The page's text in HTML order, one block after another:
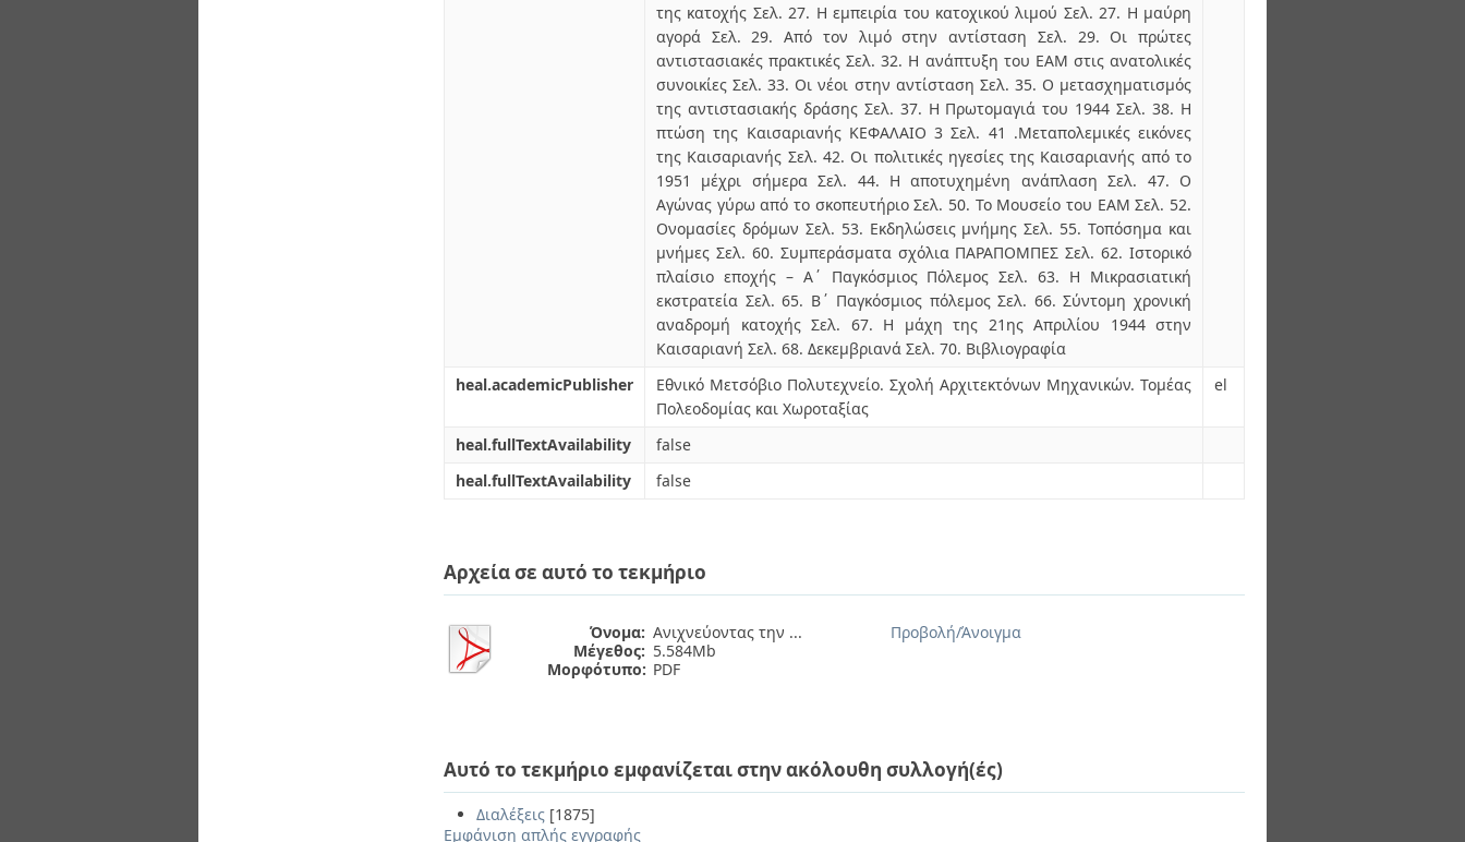
της κατοχής Σελ. 27. Η εμπειρία του κατοχικού λιμού Σελ. 27. H μαύρη
αγορά Σελ. 29. Από τον λιμό στην αντίσταση Σελ. 29. Οι πρώτες
αντιστασιακές πρακτικές Σελ. 32. Η ανάπτυξη του ΕΑΜ στις ανατολικές
συνοικίες Σελ. 33. Οι νέοι στην αντίσταση Σελ. 35. Ο μετασχηματισμός
της αντιστασιακής δράσης Σελ. 37. Η Πρωτομαγιά του 1944 Σελ. 38. Η
πτώση της Καισαριανής ΚΕΦΑΛΑΙΟ 3 Σελ. 41 .Μεταπολεμικές εικόνες
της Καισαριανής Σελ. 42. Οι πολιτικές ηγεσίες της Καισαριανής από το
1951 μέχρι σήμερα Σελ. 44. Η αποτυχημένη ανάπλαση Σελ. 47. O
Αγώνας γύρω από το σκοπευτήριο Σελ. 50. Το Μουσείο του ΕΑΜ Σελ. 52.
Ονομασίες δρόμων Σελ. 53. Εκδηλώσεις μνήμης Σελ. 55. Τοπόσημα και
μνήμες Σελ. 60. Συμπεράσματα σχόλια ΠΑΡΑΠΟΜΠΕΣ Σελ. 62. Ιστορικό
πλαίσιο εποχής – Α΄ Παγκόσμιος Πόλεμος Σελ. 63. Η Μικρασιατική
εκστρατεία Σελ. 65. Β΄ Παγκόσμιος πόλεμος Σελ. 66. Σύντομη χρονική
αναδρομή κατοχής Σελ. 67. Η μάχη της 21ης Απριλίου 1944 στην
Καισαριανή Σελ. 68. Δεκεμβριανά Σελ. 70. Βιβλιογραφία
heal.academicPublisher
Εθνικό Μετσόβιο Πολυτεχνείο. Σχολή Αρχιτεκτόνων Μηχανικών. Τομέας
Πολεοδομίας και Χωροταξίας
el
heal.fullTextAvailability
false
heal.fullTextAvailability
false
Αρχεία σε αυτό το τεκμήριο
Όνομα: Ανιχνεύοντας την ...
Μέγεθος: 5.584Mb
Μορφότυπο: PDF
Προβολή/Άνοιγμα
Αυτό το τεκμήριο εμφανίζεται στην ακόλουθη συλλογή(ές)
Διαλέξεις [1875]
Εμφάνιση απλής εγγραφής